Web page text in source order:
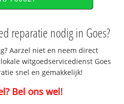
reparatie nodig in Goes?
Aarzel niet en neem direct
witgoedservicedienst Goes
snel en gemakkelijk!
Bel ons wel!